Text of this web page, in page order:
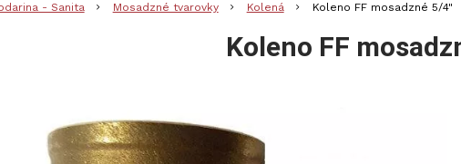
- Sanita Mosadzné tvarovky Kolená Koleno FF mosadzné 5/4"
Koleno FF